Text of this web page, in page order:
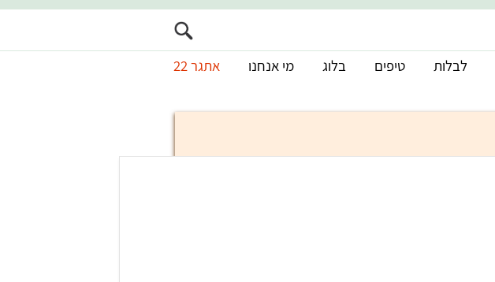
לבלות טיפים בלוג מי אנחנו אתגר 22